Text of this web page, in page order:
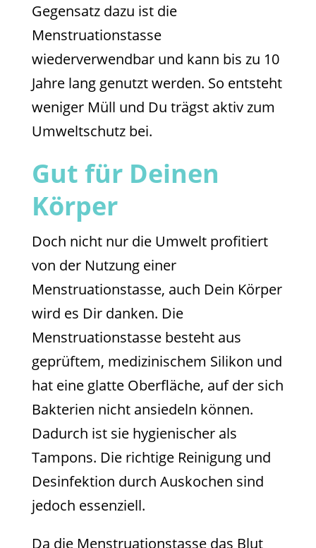
Gegensatz dazu ist die
Menstruationstasse
wiederverwendbar und kann bis zu 10
Jahre lang genutzt werden. So entsteht
weniger Müll und Du trägst aktiv zum
Umweltschutz bei.
Gut für Deinen
Körper
Doch nicht nur die Umwelt profitiert
von der Nutzung einer
Menstruationstasse, auch Dein Körper
wird es Dir danken. Die
Menstruationstasse besteht aus
geprüftem, medizinischem Silikon und
hat eine glatte Oberfläche, auf der sich
Bakterien nicht ansiedeln können.
Dadurch ist sie hygienischer als
Tampons. Die richtige Reinigung und
Desinfektion durch Auskochen sind
jedoch essenziell.
Da die Menstruationstasse das Blut